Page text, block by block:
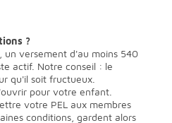
?
un versement d'au moins 540
actif. Notre conseil : le
qu'il soit fructueux.
pour votre enfant.
votre PEL aux membres
conditions, gardent alors